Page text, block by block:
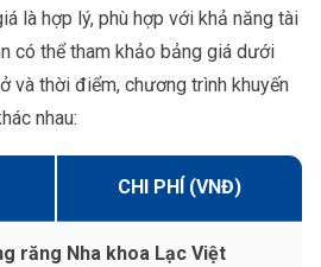
là hợp lý, phù hợp với khả năng tài
có thể tham khảo bảng giá dưới
và thời điểm, chương trình khuyến
nhau:
CHI PHÍ (VNĐ)
răng Nha khoa Lạc Việt